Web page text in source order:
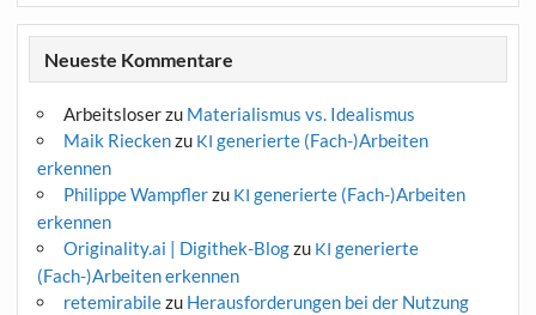
Neueste Kommentare
Arbeitsloserzu Materialismus vs. Idealismus
Maik Rieckenzu KI generierte (Fach-)Arbeiten
erkennen
Philippe Wampflerzu KI generierte (Fach-)Arbeiten
erkennen
Originality.ai | Digithek-Blogzu KI generierte
(Fach-)Arbeiten erkennen
retemirabilezu Herausforderungen bei der Nutzung